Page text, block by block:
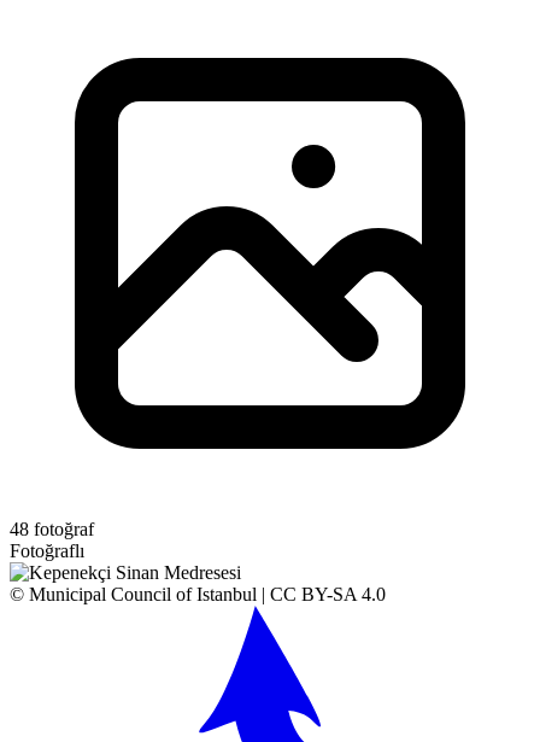
48 fotoğraf
Fotoğraflı
© Municipal Council of Istanbul | CC BY-SA 4.0